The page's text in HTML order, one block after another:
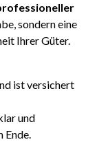
sondern eine
Ihrer Güter.
ist versichert
und
Ende.